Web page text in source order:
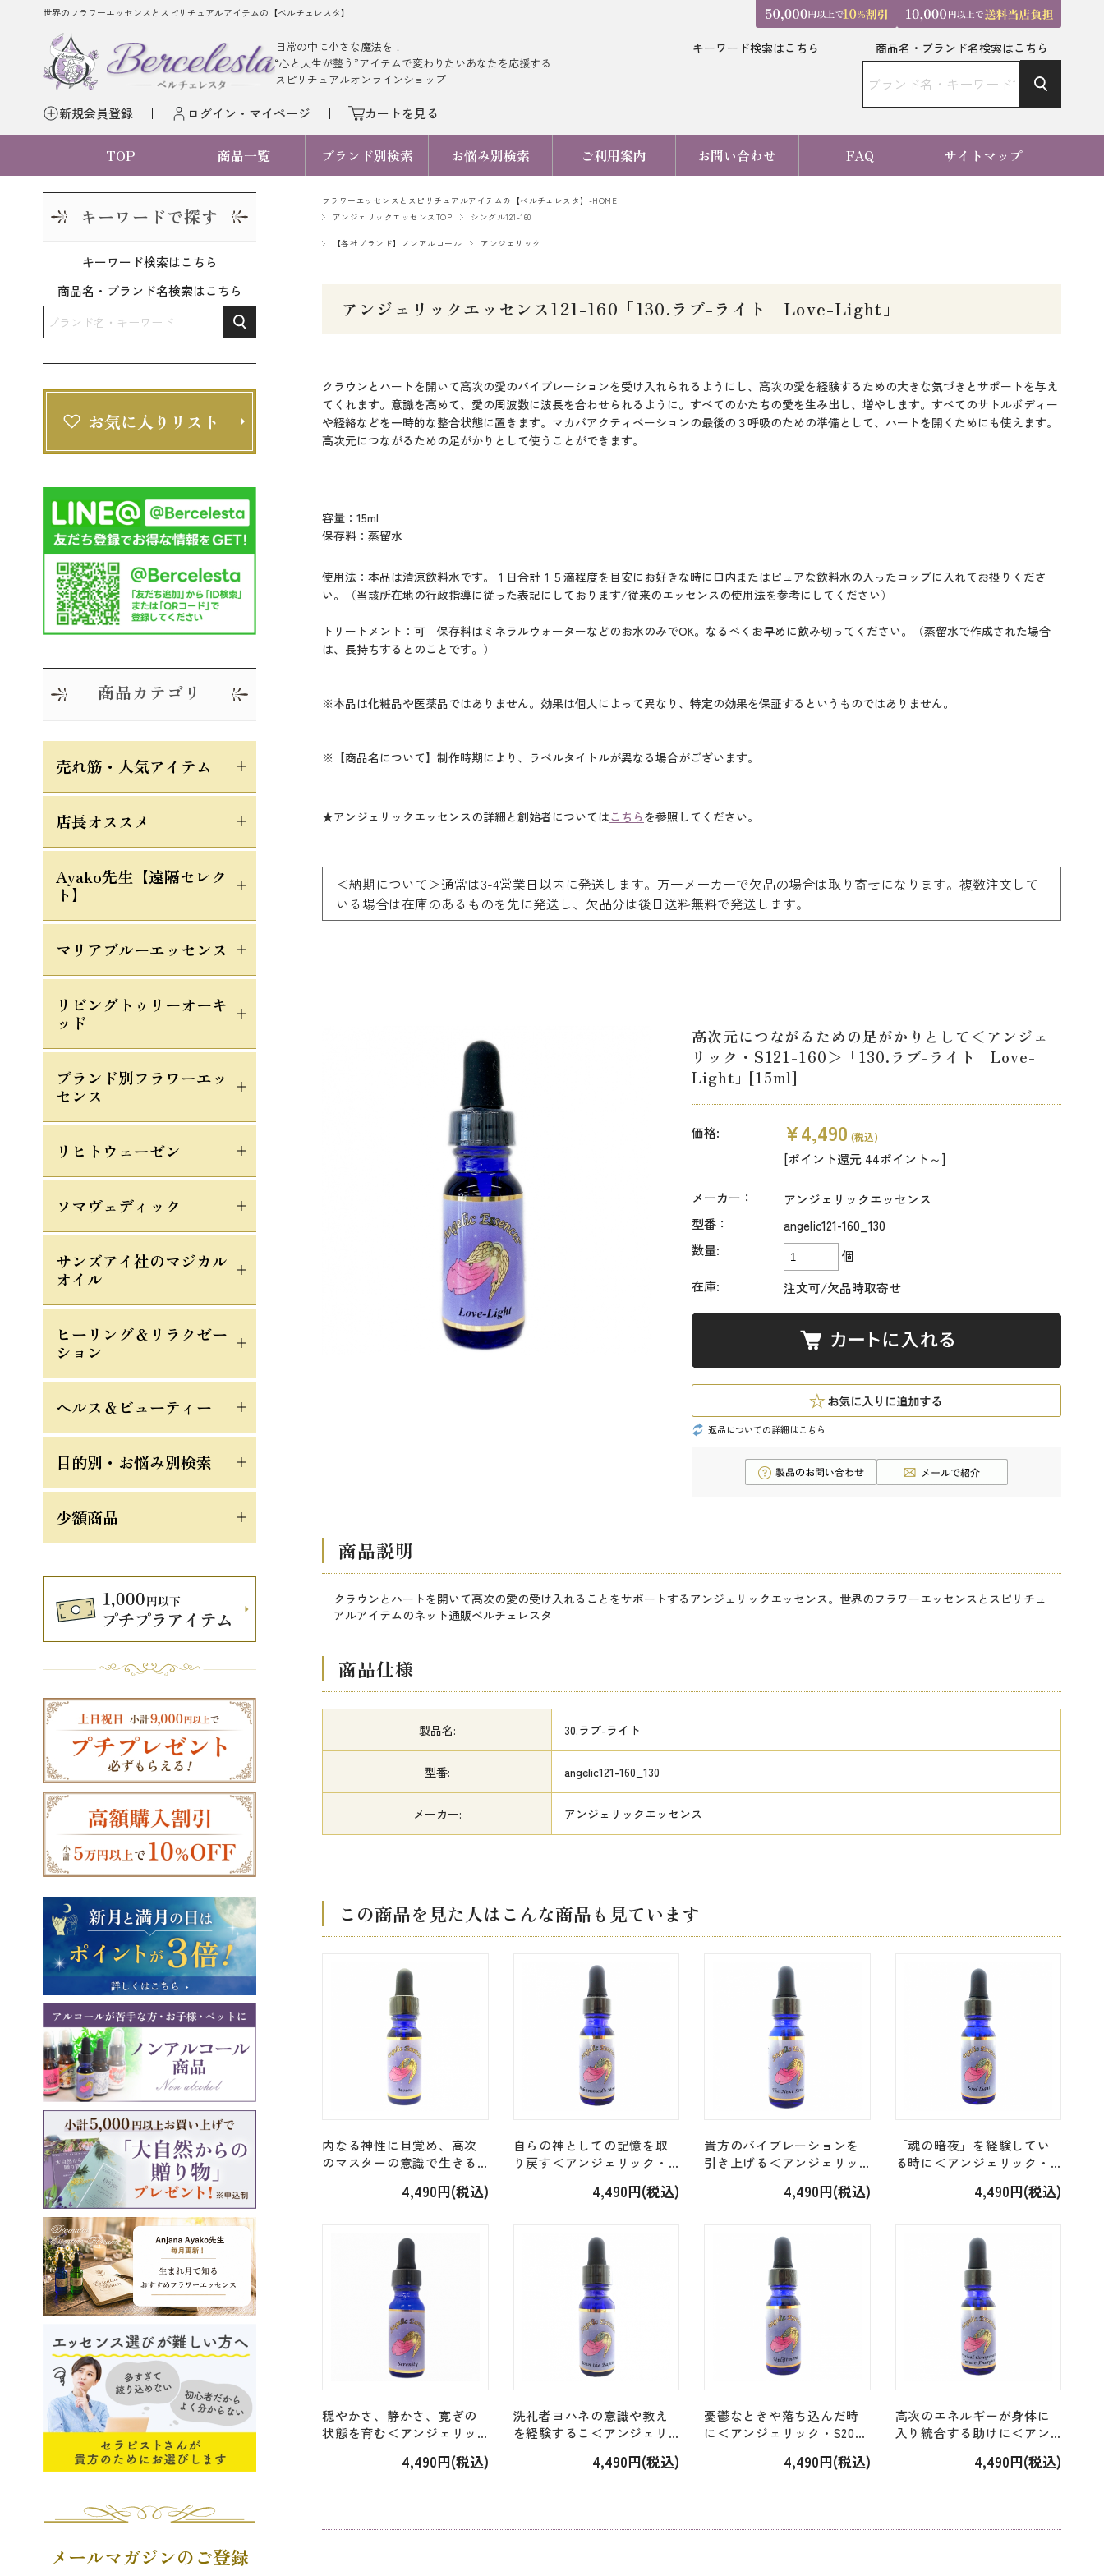
世界のフラワーエッセンスとスピリチュアルアイテムの【ベルチェレスタ】
日常の中に小さな魔法を！
“心と人生が整う”アイテムで変わりたいあなたを応援する
スピリチュアルオンラインショップ
新規会員登録 ログイン・マイページ カートを見る
キーワード検索はこちら 商品名・ブランド名検索はこちら
TOP 商品一覧 ブランド別検索 お悩み別検索 ご利用案内 お問い合わせ FAQ サイトマップ
フラワーエッセンスとスピリチュアルアイテムの【ベルチェレスタ】-HOME
アンジェリックエッセンスTOP
シングル121-160
【各社ブランド】ノンアルコール アンジェリック
アンジェリックエッセンス121-160「130.ラブ-ライト Love-Light」
クラウンとハートを開いて高次の愛のバイブレーションを受け入れられるようにし、高次の愛を経験するための大きな気づきとサポートを与え
てくれます。意識を高めて、愛の周波数に波長を合わせられるように。すべてのかたちの愛を生み出し、増やします。すべてのサトルボディー
や経絡などを一時的な整合状態に置きます。マカバアクティベーションの最後の３呼吸のための準備として、ハートを開くためにも使えます。
高次元につながるための足がかりとして使うことができます。
容量：15ml
保存料：蒸留水
使用法：本品は清涼飲料水です。１日合計１５滴程度を目安にお好きな時に口内またはピュアな飲料水の入ったコップに入れてお摂りくださ
い。（当該所在地の行政指導に従った表記にしております/従来のエッセンスの使用法を参考にしてください）
トリートメント：可 保存料はミネラルウォーターなどのお水のみでOK。なるべくお早めに飲み切ってください。（蒸留水で作成された場合
は、長持ちするとのことです。）
※本品は化粧品や医薬品ではありません。効果は個人によって異なり、特定の効果を保証するというものではありません。
※【商品名について】制作時期により、ラベルタイトルが異なる場合がございます。
★アンジェリックエッセンスの詳細と創始者についてはこちらを参照してください。
＜納期について＞通常は3-4営業日以内に発送します。万一メーカーで欠品の場合は取り寄せになります。複数注文して
いる場合は在庫のあるものを先に発送し、欠品分は後日送料無料で発送します。
高次元につながるための足がかりとして＜アンジェ
リック・S121-160＞「130.ラブ-ライト Love-
Light」[15ml]
価格: ¥4,490 (税込)
[ポイント還元 44ポイント～]
メーカー：
アンジェリックエッセンス
型番：
angelic121-160_130
数量:
個
在庫:
注文可/欠品時取寄せ
返品についての詳細はこちら
商品説明
クラウンとハートを開いて高次の愛の受け入れることをサポートするアンジェリックエッセンス。世界のフラワーエッセンスとスピリチュ
アルアイテムのネット通販ベルチェレスタ
商品仕様
製品名: 30.ラブ-ライト
型番: angelic121-160_130
メーカー: アンジェリックエッセンス
この商品を見た人はこんな商品も見ています
内なる神性に目覚め、高次
のマスターの意識で生きる
160＞「135.モーゼ4,490円(税込)
自らの神としての記憶を取
り戻す＜アンジェリック・
ド・メッセージ4,490円(税込)
貴方のバイブレーションを
引き上げる＜アンジェリッ
トレベル Next Level」
4,490円(税込)
「魂の暗夜」を経験してい
る時に＜アンジェリック・
ライト Soul Light」[15ml]
4,490円(税込)
穏やかさ、静かさ、寛ぎの
状態を育む＜アンジェリッ
ニティ」[15ml]4,490円(税込)
洗礼者ヨハネの意識や教え
を経験するこ＜アンジェリ
ン・ザ・バプテスト John4,490円(税込)
憂鬱なときや落ち込んだ時
に＜アンジェリック・S201-
4,490円(税込)
高次のエネルギーが身体に
入り統合する助けに＜アン
フィジカル・コンポーネン
4,490円(税込)
キーワードで探す
キーワード検索はこちら
商品名・ブランド名検索はこちら
商品カテゴリ
売れ筋・人気アイテム
店長オススメ
Ayako先生【遠隔セレク
ト】
マリアブルーエッセンス
リビングトゥリーオーキ
ッド
ブランド別フラワーエッ
センス
リヒトウェーゼン
ソマヴェディック
サンズアイ社のマジカル
オイル
ヒーリング＆リラクゼー
ション
ヘルス＆ビューティー
目的別・お悩み別検索
少額商品
メールマガジンのご登録